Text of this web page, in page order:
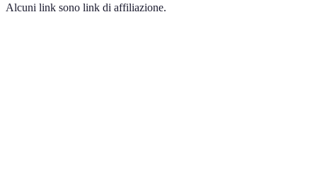
Alcuni link sono link di affiliazione.